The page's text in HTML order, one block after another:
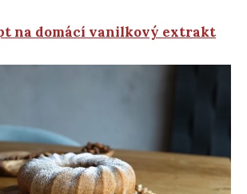
na domácí vanilkový extrakt